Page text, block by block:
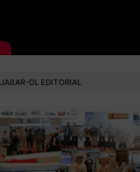
JABAR-OL EDITORIAL